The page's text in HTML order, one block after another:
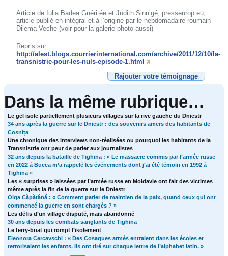
Article de Iulia Badea Guéritée et Judith Sinnigé, presseurop.eu,
article publié en intégral et à l’origine par le hebdomadaire roumain
Dilema Veche (voir pour la galerie photo aussi)
Repris sur :
http://alest.blogs.courrierinternational.com/archive/2011/12/10/la-
transnistrie-pour-les-nuls-episode-1.html
Rajouter votre témoignage
Dans la même rubrique…
Le gel isole partiellement plusieurs villages sur la rive gauche du Dniestr
34 ans après la guerre sur le Dniestr : des souvenirs amers des habitants de
Coșnița
Une chronique des interviews non-réalisées ou pourquoi les habitants de la
Transnistrie ont peur de parler aux journalistes
32 ans depuis la bataille de Tighina : « Le massacre commis par l’armée russe
en 2022 à Bucea m’a rappelé les événements dont j’ai été témoin en 1992 à
Tighina »
Les « surprises » laissées par l’armée russe en Moldavie ont fait des victimes
même après la fin de la guerre sur le Dniestr
Olga Căpățână : « Comment parler de maintien de la paix, quand ceux qui ont
commencé la guerre en sont chargés ? »
Les défis d’un village disputé, mais abandonné
30 ans depuis les combats sanglants de Tighina
Le ferry-boat qui rompt l’isolement
Eleonora Cercavschi : « Des Cosaques armés entraient dans les écoles et
terrorisaient les enfants. Ils ont tiré sur chaque lettre de l’alphabet latin. »